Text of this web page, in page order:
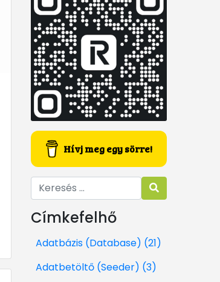
Hívj meg egy sörre!
Címkefelhő
Adatbázis (Database) (21)
Adatbetöltő (Seeder) (3)